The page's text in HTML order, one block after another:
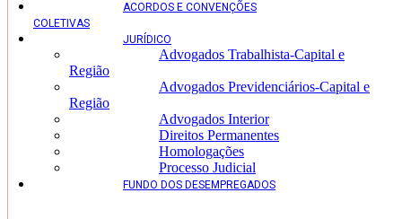
ACORDOS E CONVENÇÕES
COLETIVAS
JURÍDICO
Advogados Trabalhista-Capital e
Região
Advogados Previdenciários-Capital e
Região
Advogados Interior
Direitos Permanentes
Homologações
Processo Judicial
FUNDO DOS DESEMPREGADOS